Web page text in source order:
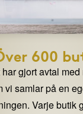
600
gjort avtal
vi samlar på en
Varje butik